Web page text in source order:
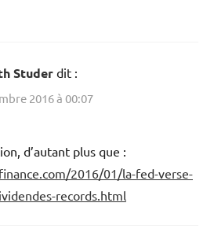
Studer dit :
2016 à 00:07
d’autant plus que :
2016/01/la-fed-verse-
records.html